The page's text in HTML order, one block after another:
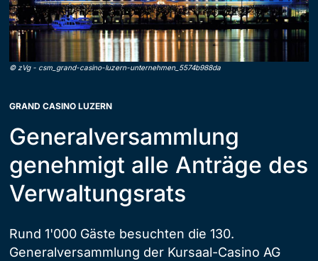
© zVg- csm_grand-casino-luzern-unternehmen_5574b988da
GRAND CASINO LUZERN
Generalversammlung
genehmigt alle Anträge des
Verwaltungsrats
Rund 1'000 Gäste besuchten die 130.
Generalversammlung der Kursaal-Casino AG